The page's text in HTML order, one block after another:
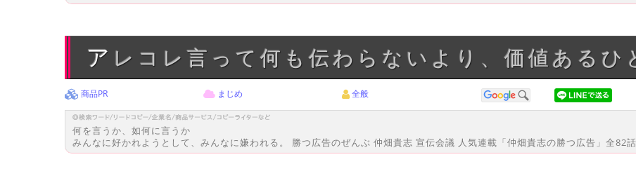
アレコレ言って何も伝わらないより、価値ある
商品PR まじめ 全般
何を言うか、如何に言うか
みんなに好かれようとして、みんなに嫌われる。 勝つ広告のぜんぶ 仲畑貴志 宣伝会議 人気連載「仲畑貴志の勝つ広告」全82